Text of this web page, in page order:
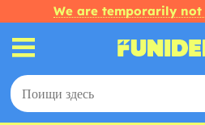
We are temporarily not